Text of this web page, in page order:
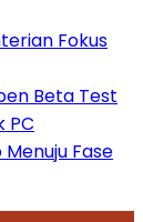
Fokus
Beta Test
PC
Menuju Fase